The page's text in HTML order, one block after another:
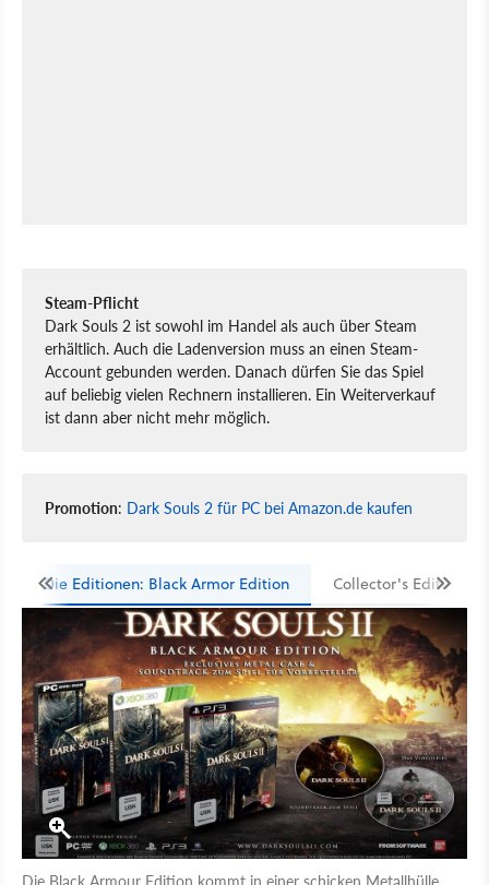
Steam-Pflicht
Dark Souls 2 ist sowohl im Handel als auch über Steam
erhältlich. Auch die Ladenversion muss an einen Steam-
Account gebunden werden. Danach dürfen Sie das Spiel
auf beliebig vielen Rechnern installieren. Ein Weiterverkauf
ist dann aber nicht mehr möglich.
Promotion: Dark Souls 2 für PC bei Amazon.de kaufen
Die Editionen: Black Armor Edition Collector's Edition
Die Black Armour Edition kommt in einer schicken Metallhülle